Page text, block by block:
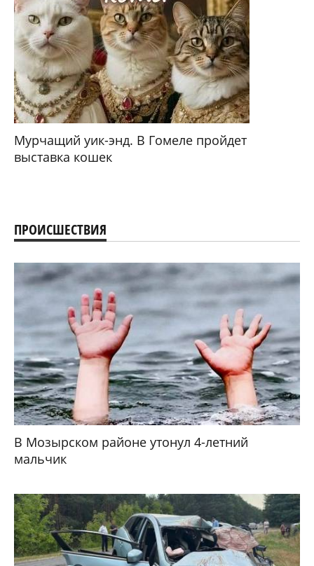
Мурчащий уик-энд. В Гомеле пройдет
выставка кошек
ПРОИСШЕСТВИЯ
В Мозырском районе утонул 4-летний
мальчик